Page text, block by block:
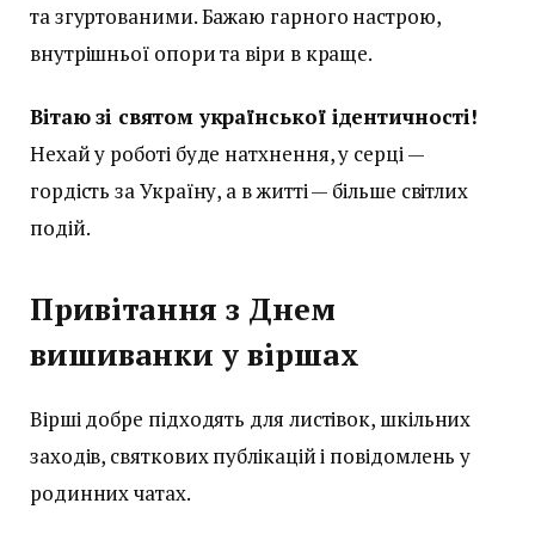
та згуртованими. Бажаю гарного настрою,
внутрішньої опори та віри в краще.
Вітаю зі святом української ідентичності!
Нехай у роботі буде натхнення, у серці —
гордість за Україну, а в житті — більше світлих
подій.
Привітання з Днем
вишиванки у віршах
Вірші добре підходять для листівок, шкільних
заходів, святкових публікацій і повідомлень у
родинних чатах.